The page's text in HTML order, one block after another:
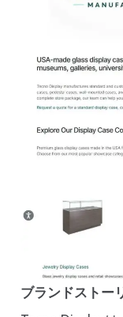
ブランドストー